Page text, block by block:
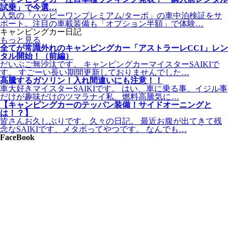
試乗」で今選…
人気の「ハッピーワンプレミアム/ターボ」の車中泊検証をサ
ポート。注目の車載装備も「オプション半額」で体験…
キャンピングカー日記
もっと見る
全てが常識外れのキャンピングカー「アストラーレCC1」レン
タル開始！（前編）
だいぶご無沙汰です。 キャンピングカーマイスターSAIKIで
す。 すごーい長い期間更新しておりませんでした…
高騰するガソリン！入れ間違いにも注意！！
車大好きマイスターSAIKIです。 はい、車に乗る事、イジル事
だけが趣味だけのツマラナイ私、燃料高騰気に…
【キャンピングカーのテッパン装備！サイドオーニングと
は！？】
皆さんお久しぶりです。久々の日記。 最近お腹が出てきて残
念なSAIKIです、メタボってやつです。 なんでも…
FaceBook